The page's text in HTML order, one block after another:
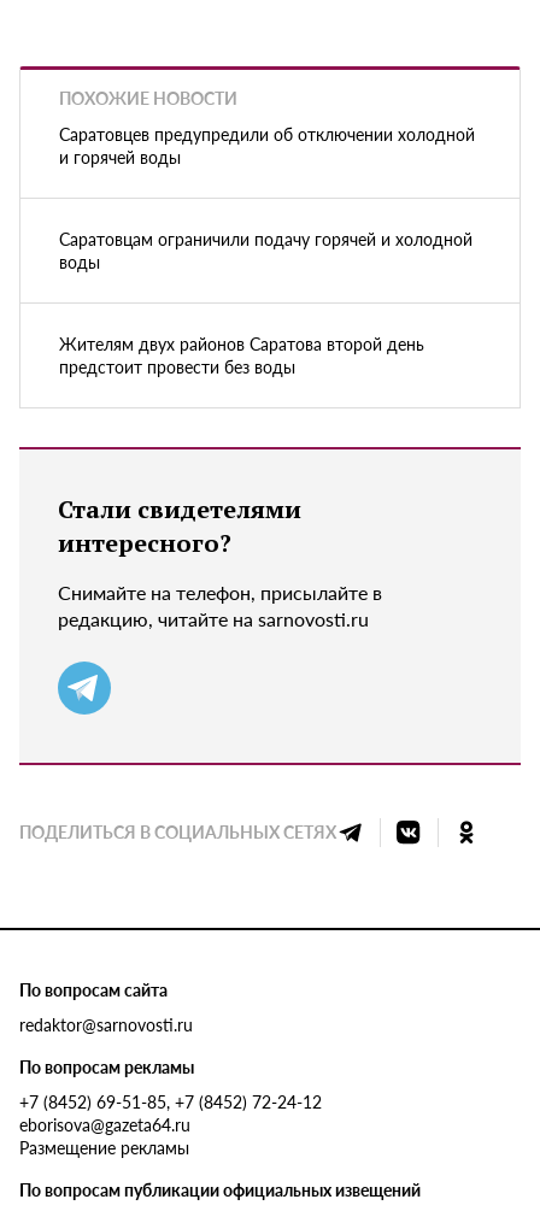
ПОХОЖИЕ НОВОСТИ
Саратовцев предупредили об отключении холодной
и горячей воды
Саратовцам ограничили подачу горячей и холодной
воды
Жителям двух районов Саратова второй день
предстоит провести без воды
Стали свидетелями
интересного?
Снимайте на телефон, присылайте в
редакцию, читайте на sarnovosti.ru
ПОДЕЛИТЬСЯ В СОЦИАЛЬНЫХ СЕТЯХ
По вопросам сайта
redaktor@sarnovosti.ru
По вопросам рекламы
+7 (8452) 69-51-85, +7 (8452) 72-24-12
eborisova@gazeta64.ru
Размещение рекламы
По вопросам публикации официальных извещений